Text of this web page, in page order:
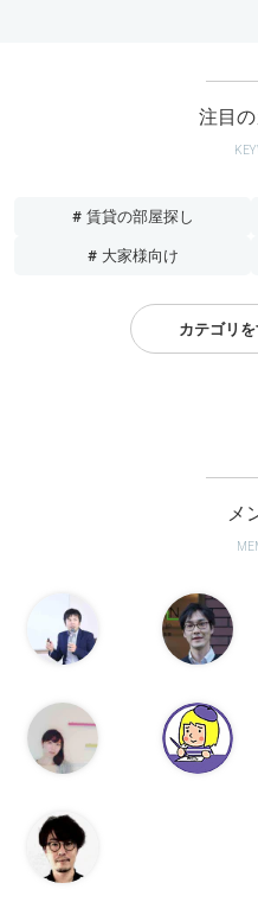
注目
# 賃貸の部屋探し
# 大家様向け
カテゴリ
メ